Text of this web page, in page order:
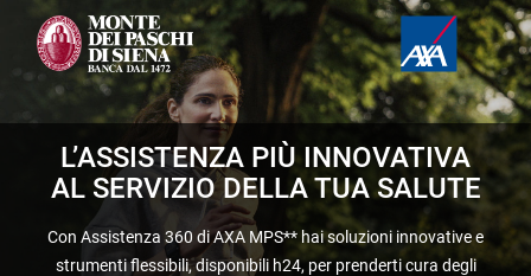
L’ASSISTENZA PIÙ INNOVATIVA
AL SERVIZIO DELLA TUA SALUTE
Con Assistenza 360 di AXA MPS** hai soluzioni innovative e
trumenti flessibili, disponibili h24, per prenderti cura degli